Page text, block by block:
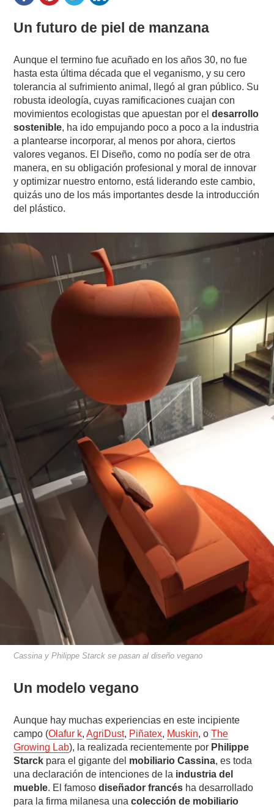
Un futuro de piel de manzana
Aunque el termino fue acuñado en los años 30, no fue
hasta esta última década que el veganismo, y su cero
tolerancia al sufrimiento animal, llegó al gran público. Su
robusta ideología, cuyas ramificaciones cuajan con
movimientos ecologistas que apuestan por eldesarrollo
sostenible, ha ido empujando poco a poco a la industria
a plantearse incorporar, al menos por ahora, ciertos
valores veganos. El Diseño, como no podía ser de otra
manera, en su obligación profesional y moral de innovar
y optimizar nuestro entorno, está liderando este cambio,
quizás uno de los más importantes desde la introducción
del plástico.
Cassina y Philippe Starck se pasan al diseño vegano
Un modelo vegano
Aunque hay muchas experiencias en este incipiente
campo (Olafur k,AgriDust, Piñatex, Muskin, oThe
Growing Lab), la realizada recientemente por Philippe
Starck para el gigante del mobiliario Cassina, es toda
una declaración de intenciones de la industria del
mueble. El famosodiseñador francés ha desarrollado
para la firma milanesa unacolección de mobiliario